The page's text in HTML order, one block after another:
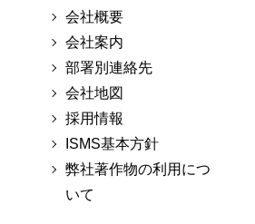
会社概要
会社案内
部署別連絡先
会社地図
採用情報
ISMS基本方針
弊社著作物の利用につ
いて